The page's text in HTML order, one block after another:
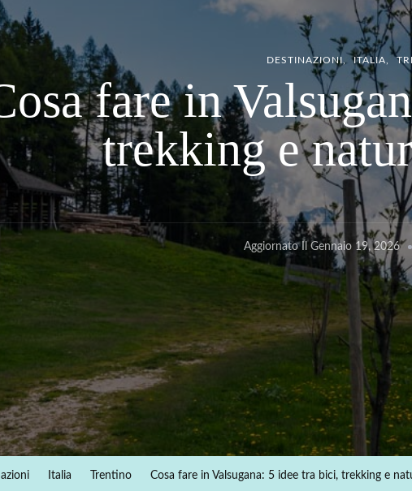
DESTINAZIONI ITALIA
fare in
trekking e
Aggiornato Il Gennaio 19, 2026
Italia Trentino Cosa fare in Valsugana: 5 idee tra bici, trekking e